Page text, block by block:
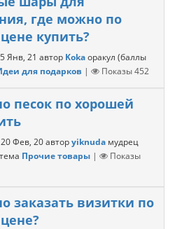
где можно по
купить?
Янв, 21 автор Koka оракул (баллы
для подарков | Показы452
песок по хорошей
20 Фев, 20 авторyiknuda мудрец
тема Прочие товары |
Показы
заказать визитки по